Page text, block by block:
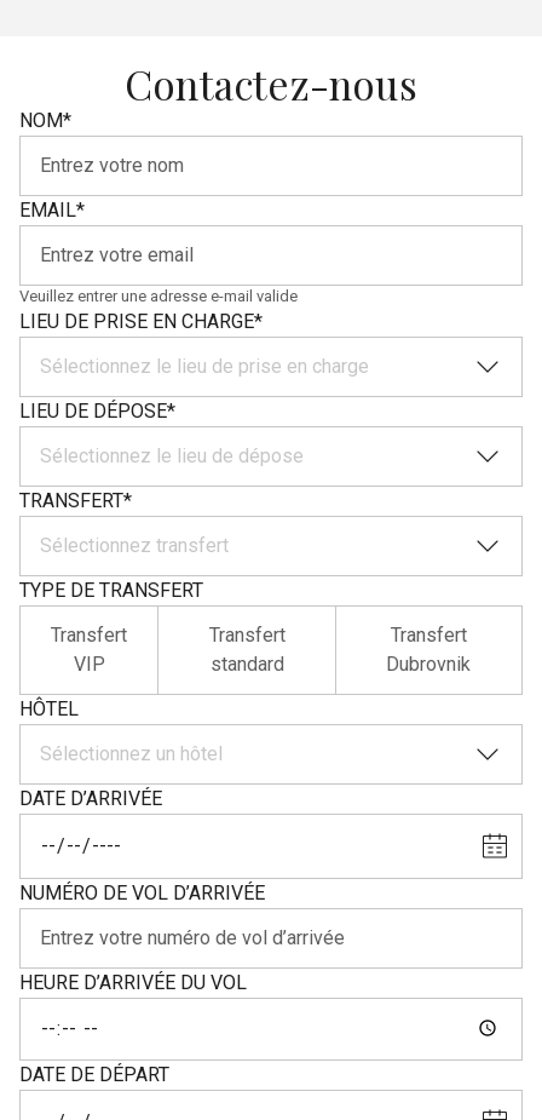
Contactez-nous
NOM*
EMAIL*
Veuillez entrer une adresse e-mail valide
LIEU DE PRISE EN CHARGE*
Sélectionnez le lieu de prise en charge
LIEU DE DÉPOSE*
Sélectionnez le lieu de dépose
TRANSFERT*
Sélectionnez transfert
TYPE DE TRANSFERT
Transfert
VIP
Transfert
standard
Transfert
Dubrovnik
HÔTEL
Sélectionnez un hôtel
DATE D’ARRIVÉE
NUMÉRO DE VOL D’ARRIVÉE
HEURE D’ARRIVÉE DU VOL
DATE DE DÉPART